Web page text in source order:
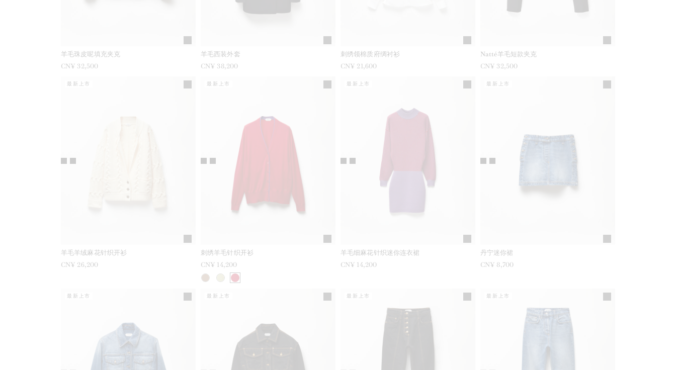
羊毛珠皮呢填充夹克
CN¥ 32,500
羊毛西装外套
CN¥ 38,200
刺绣领棉质府绸衬衫
CN¥ 21,600
Natté羊毛短款夹克
CN¥ 32,500
羊毛羊绒麻花针织开衫
CN¥ 26,200
最新上市
刺绣羊毛针织开衫
CN¥ 14,200
最新上市
羊毛细麻花针织迷你连衣裙
CN¥ 14,200
最新上市
丹宁迷你裙
CN¥ 8,700
最新上市
最新上市 最新上市 最新上市 最新上市